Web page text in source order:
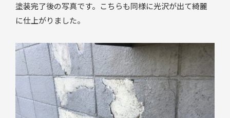
塗装完了後の写真です。こちらも同様に光沢が出て綺麗
に仕上がりました。